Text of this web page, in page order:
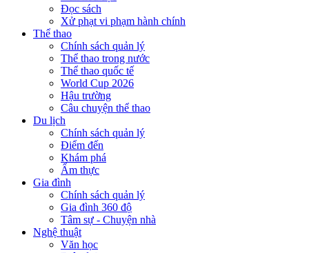
Đọc sách
Xử phạt vi phạm hành chính
Thể thao
Chính sách quản lý
Thể thao trong nước
Thể thao quốc tế
World Cup 2026
Hậu trường
Câu chuyện thể thao
Du lịch
Chính sách quản lý
Điểm đến
Khám phá
Ẩm thực
Gia đình
Chính sách quản lý
Gia đình 360 độ
Tâm sự - Chuyện nhà
Nghệ thuật
Văn học